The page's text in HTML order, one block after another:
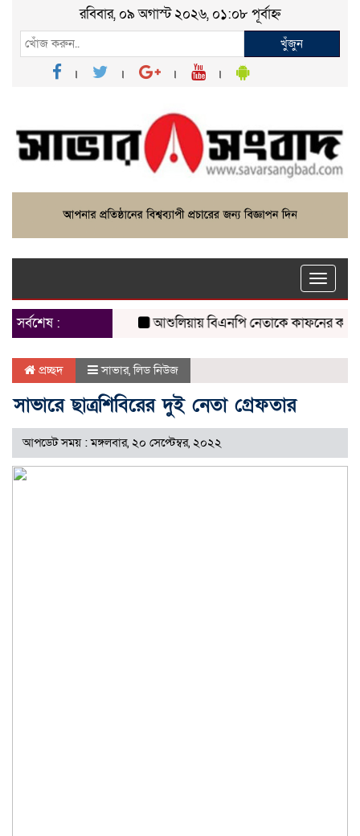
রবিবার, ০৯ অগাস্ট ২০২৬, ০১:০৮ পূর্বাহ্ন
খুঁজুন
Toggle
সর্বশেষ :
আশুলিয়ায় বিএনপি নেতাকে কাফনের কাপড়
প্রচ্ছদ সাভার,লিড নিউজ
সাভারে ছাত্রশিবিরের দুই নেতা গ্রেফতার
আপডেট সময় : মঙ্গলবার, ২০ সেপ্টেম্বর, ২০২২